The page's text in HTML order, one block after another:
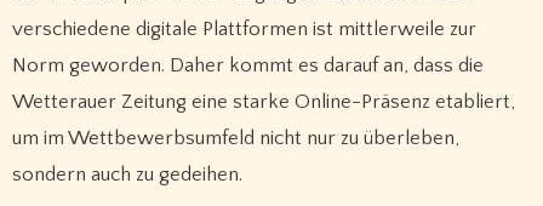
verschiedene digitale Plattformen ist mittlerweile zur
Norm geworden. Daher kommt es darauf an, dass die
Wetterauer Zeitung eine starke Online-Präsenz etabliert,
um im Wettbewerbsumfeld nicht nur zu überleben,
sondern auch zu gedeihen.